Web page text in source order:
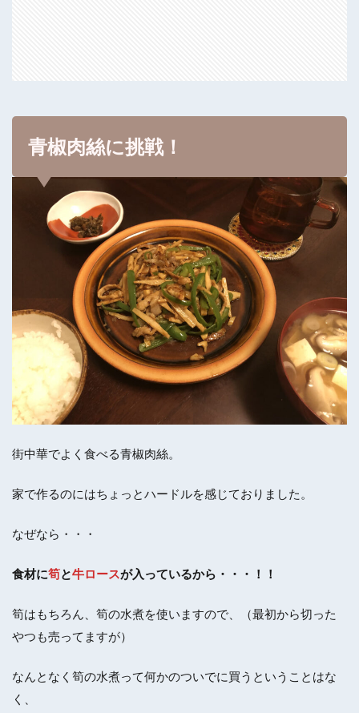
青椒肉絲に挑戦！
街中華でよく食べる青椒肉絲。
家で作るのにはちょっとハードルを感じておりました。
なぜなら・・・
食材に筍と牛ロースが入っているから・・・！！
筍はもちろん、筍の水煮を使いますので、（最初から切った
やつも売ってますが）
なんとなく筍の水煮って何かのついでに買うということはな
く、